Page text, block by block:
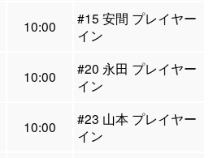
10:00
#15 安間 プレイヤー
イン
10:00
#20 永田 プレイヤー
イン
10:00
#23 山本 プレイヤー
イン